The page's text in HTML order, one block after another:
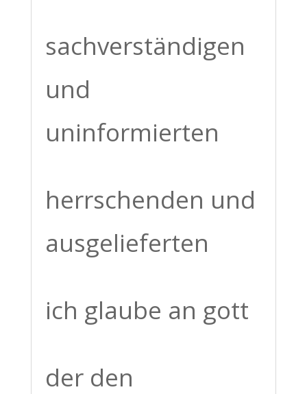
sachverständigen
und
uninformierten
herrschenden und
ausgelieferten
ich glaube an gott
der den